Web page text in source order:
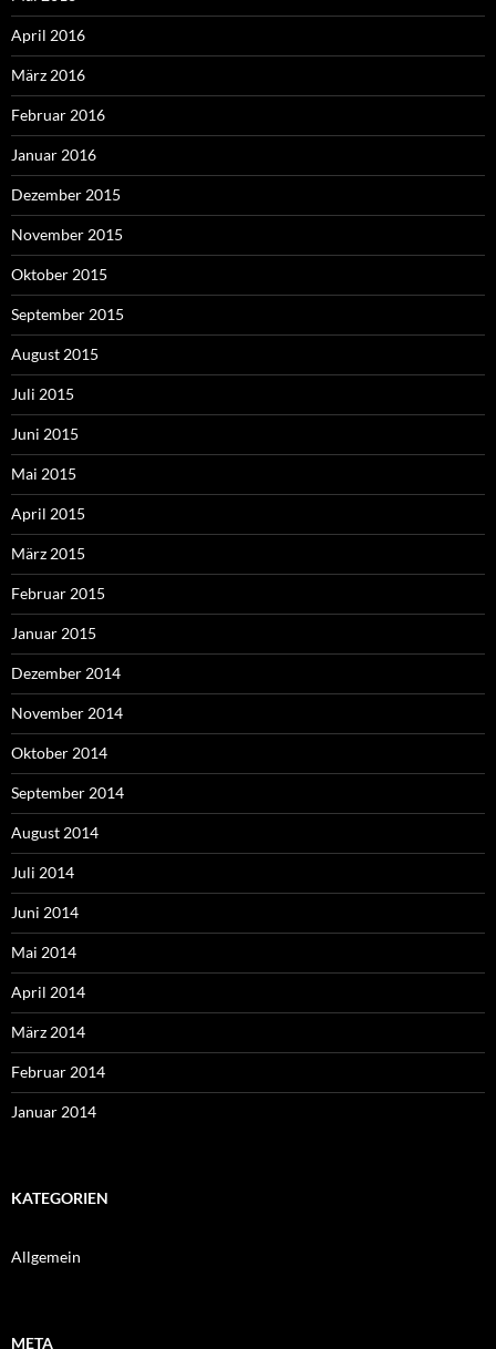
April 2016
März 2016
Februar 2016
Januar 2016
Dezember 2015
November 2015
Oktober 2015
September 2015
August 2015
Juli 2015
Juni 2015
Mai 2015
April 2015
März 2015
Februar 2015
Januar 2015
Dezember 2014
November 2014
Oktober 2014
September 2014
August 2014
Juli 2014
Juni 2014
Mai 2014
April 2014
März 2014
Februar 2014
Januar 2014
KATEGORIEN
Allgemein
META